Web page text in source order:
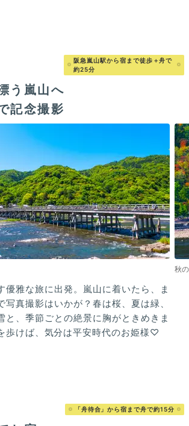
阪急嵐山駅から宿まで徒歩＋舟で
約25分
う嵐山へ
記念撮影
秋
優雅な旅に出発。嵐山に着いたら、ま
写真撮影はいかが？春は桜、夏は緑、
と、季節ごとの絶景に胸がときめきま
歩けば、気分は平安時代のお姫様♡
「舟待合」から宿まで舟で約15分